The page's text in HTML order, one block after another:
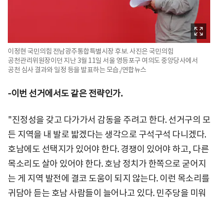
이정현 국민의힘 전남광주통합특별시장 후보. 사진은 국민의힘
공천관리위원장이던 지난 3월 11일 서울 영등포구 여의도 중앙당사에서
공천 심사 결과와 일정 등을 발표하는 모습./연합뉴스
-이번 선거에서도 같은 전략인가.
"진정성을 갖고 다가가서 감동을 주려고 한다. 선거구의 모
든 지역을 내 발로 밟겠다는 생각으로 구석구석 다니겠다.
호남에도 선택지가 있어야 한다. 경쟁이 있어야 하고, 다른
목소리도 살아 있어야 한다. 호남 정치가 한쪽으로 굳어지
는 게 지역 발전에 결코 도움이 되지 않는다. 이런 목소리를
귀담아 듣는 호남 사람들이 늘어나고 있다. 민주당을 미워